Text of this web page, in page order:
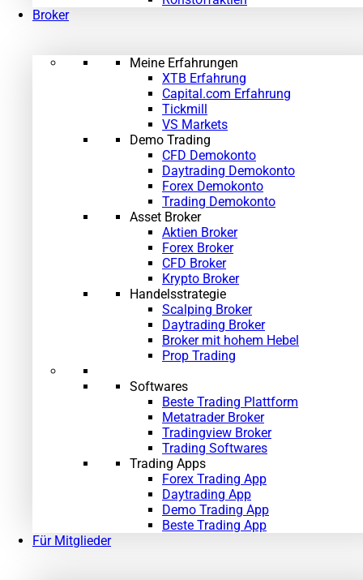
Broker
Meine Erfahrungen
XTB Erfahrung
Capital.com Erfahrung
Tickmill
VS Markets
Demo Trading
CFD Demokonto
Daytrading Demokonto
Forex Demokonto
Trading Demokonto
Asset Broker
Aktien Broker
Forex Broker
CFD Broker
Krypto Broker
Handelsstrategie
Scalping Broker
Daytrading Broker
Broker mit hohem Hebel
Prop Trading
Softwares
Beste Trading Plattform
Metatrader Broker
Tradingview Broker
Trading Softwares
Trading Apps
Forex Trading App
Daytrading App
Demo Trading App
Beste Trading App
Für Mitglieder